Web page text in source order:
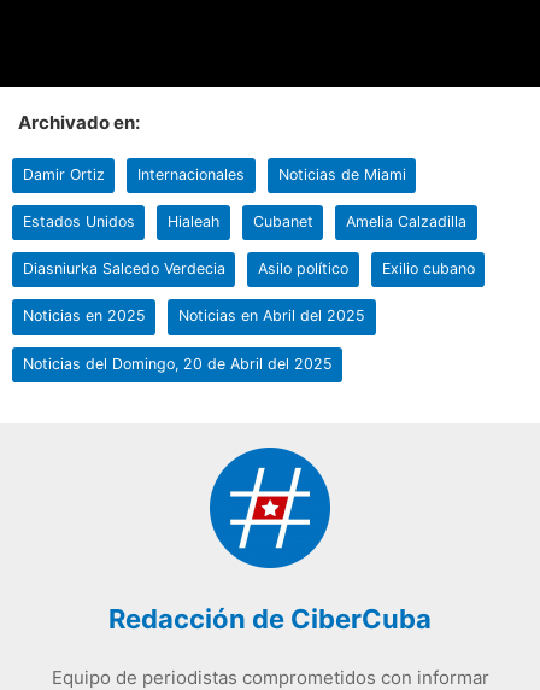
Archivado en:
Damir Ortiz Internacionales Noticias de Miami
Estados Unidos Hialeah Cubanet Amelia Calzadilla
Diasniurka Salcedo Verdecia Asilo político Exilio cubano
Noticias en 2025 Noticias en Abril del 2025
Noticias del Domingo, 20 de Abril del 2025
Redacción de CiberCuba
Equipo de periodistas comprometidos con informar